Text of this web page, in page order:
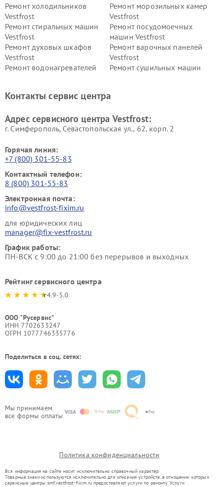
Мы принимаем
все формы оплаты
Ремонт холодильников
Vestfrost
Ремонт морозильных камер
Vestfrost
Ремонт стиральных машин
Vestfrost
Ремонт посудомоечных
машин Vestfrost
Ремонт духовых шкафов
Vestfrost
Ремонт варочных панелей
Vestfrost
Ремонт водонагревателей
Ремонт сушильных машин
Vestfrost
Контакты сервис центра
Адрес сервисного центра Vestfrost:
г. Симферополь, Севастопольская ул., 62, корп. 2
Горячая линия:
+7 (800) 301-55-83
Контактный телефон:
8 (800) 301-55-83
Электронная почта:
info@vestfrost-fixim.ru
для юридических лиц
manager@fix-vestfrost.ru
График работы:
ПН-ВСК с 9:00 до 21:00 без перерывов и выходных
Рейтинг сервисного центра
4.9-5.0
ООО "Русервис"
ИНН 7702633247
ОГРН 1077746335776
Поделиться в соц. сетях:
Политика конфиденциальности
Вся информация на сайте носит исключительно справочный характер.
Товарные знаки используются исключительно для описания устройств, в отношении которых
сервисные центры smf.vestfrost-fixim.ru предоставляют услуги по ремонту. Услуги